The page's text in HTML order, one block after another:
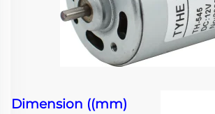
Dimension ((mm)